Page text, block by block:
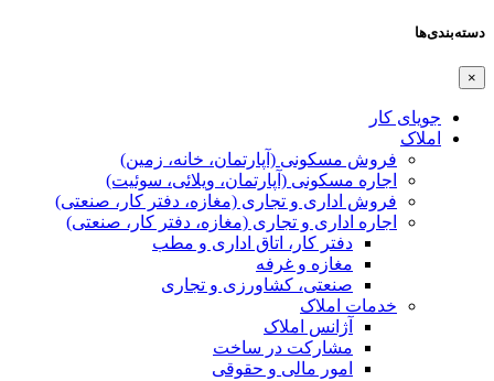
دسته‌بندی‌ها
×
جویای کار
املاک
فروش مسکونی (آپارتمان، خانه، زمین)
اجاره مسکونی (آپارتمان، ویلائی، سوئیت)
فروش اداری و تجاری (مغازه، دفتر کار، صنعتی)
اجاره اداری و تجاری (مغازه، دفتر کار، صنعتی)
دفتر کار، اتاق اداری و مطب
مغازه و غرفه
صنعتی،‌ کشاورزی و تجاری
خدمات املاک
آژانس املاک
مشارکت در ساخت
امور مالی و حقوقی